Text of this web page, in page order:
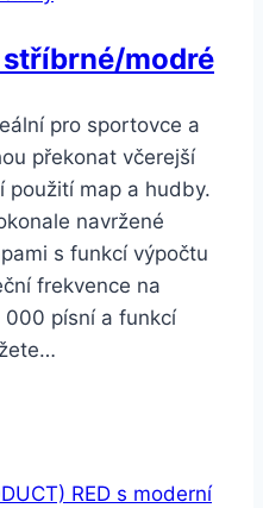
stříbrné/modré
pro sportovce a
překonat včerejší
použití map a hudby.
navržené
s funkcí výpočtu
frekvence na
000 písní a funkcí